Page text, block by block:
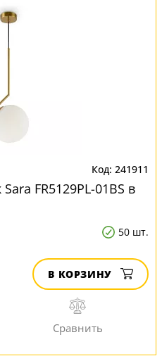
241911
FR5129PL-01BS в
50 шт.
В КОРЗИНУ